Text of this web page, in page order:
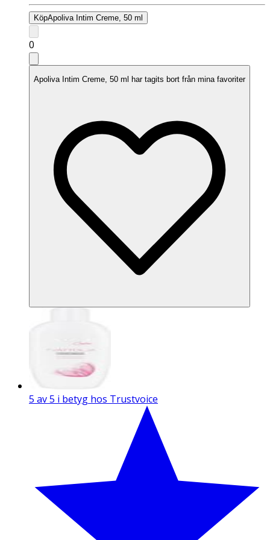
KöpApoliva Intim Creme, 50 ml
0
Apoliva Intim Creme, 50 ml har tagits bort från mina favoriter
5 av 5 i betyg hos Trustvoice